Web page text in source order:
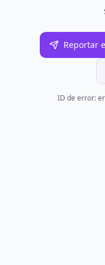
Reportar
ID de error: